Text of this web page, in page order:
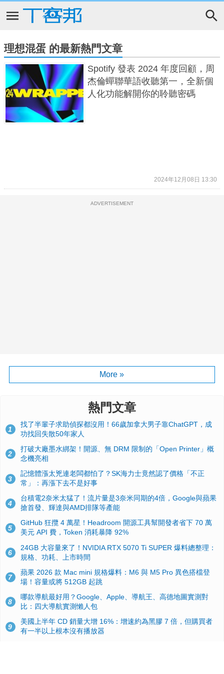
理想混蛋 的最新熱門文章
Spotify 發表 2024 年度回顧，周
杰倫蟬聯華語收聽第一，全新個
人化功能解開你的聆聽密碼
2024年12月08日 13:30
ADVERTISEMENT
More »
熱門文章
1
找了半輩子求助偵探都沒用！66歲加拿大男子靠ChatGPT，成
功找回失散50年家人
2
打破大廠墨水綁架！開源、無 DRM 限制的「Open Printer」概
念機亮相
3
記憶體漲太兇連老闆都怕了？SK海力士竟然認了價格「不正
常」：再漲下去不是好事
4
台積電2奈米太猛了！流片量是3奈米同期的4倍，Google與蘋果
搶首發、輝達與AMD排隊等產能
5
GitHub 狂攬 4 萬星！Headroom 開源工具幫開發者省下 70 萬
美元 API 費，Token 消耗暴降 92%
6
24GB 大容量來了！NVIDIA RTX 5070 Ti SUPER 爆料總整理：
規格、功耗、上市時間
7
蘋果 2026 款 Mac mini 規格爆料：M6 與 M5 Pro 異色搭檔登
場！容量或將 512GB 起跳
8
哪款導航最好用？Google、Apple、導航王、高德地圖實測對
比：四大導航實測懶人包
9
美國上半年 CD 銷量大增 16%：增速約為黑膠 7 倍，但購買者
有一半以上根本沒有播放器